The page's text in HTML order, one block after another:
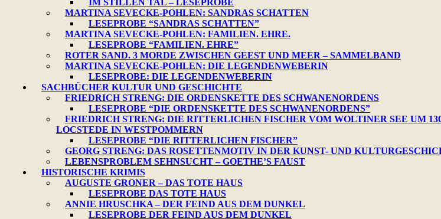
IM STILLEN TAL – LESEPROBE
MARTINA SEVECKE-POHLEN: SANDRAS SCHATTEN
LESEPROBE “SANDRAS SCHATTEN”
MARTINA SEVECKE-POHLEN: FAMILIEN. EHRE.
LESEPROBE “FAMILIEN. EHRE”
ROTER SAND. 3 MORDE ZWISCHEN GEEST UND MEER – SAMMELBAND
MARTINA SEVECKE-POHLEN: DIE LEGENDENWEBERIN
LESEPROBE: DIE LEGENDENWEBERIN
SACHBÜCHER KULTUR UND GESCHICHTE
FRIEDRICH STRENG: DIE ORDENSKETTE DES SCHWANENORDENS
LESEPROBE “DIE ORDENSKETTE DES SCHWANENORDENS”
FRIEDRICH STRENG: DIE RITTERLICHEN FISCHER VOM WOLTINER SEE UM
LOCSTEDE IN WESTPOMMERN
LESEPROBE “DIE RITTERLICHEN FISCHER”
GEORG STRENG: DAS ROSETTENMOTIV IN DER KUNST- UND
LEBENSPROBLEM SEHNSUCHT – GOETHE’S FAUST
HISTORISCHE KRIMIS
AUGUSTE GRONER – DAS TOTE HAUS
LESEPROBE DAS TOTE HAUS
ANNIE HRUSCHKA – DER FEIND AUS DEM DUNKEL
LESEPROBE DER FEIND AUS DEM DUNKEL